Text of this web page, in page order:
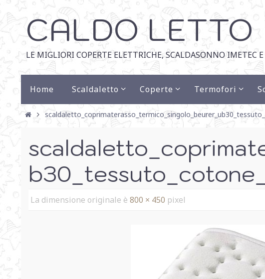
CALDO LETTO
LE MIGLIORI COPERTE ELETTRICHE, SCALDASONNO IMETEC
Home Scaldaletto Coperte Termofori
La dimensione originale è 800 × 450 pixel